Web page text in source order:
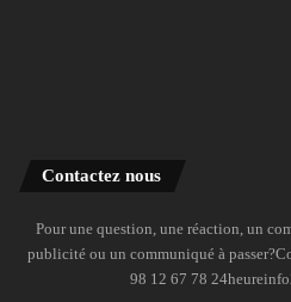
Contactez nous
Pour une question, une réaction, un
publicité ou un communiqué à
98 12 67 78